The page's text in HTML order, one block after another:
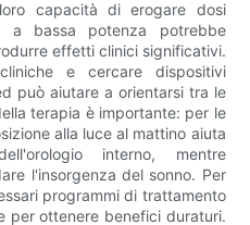
capacità di erogare dosi
a bassa potenza potrebbe
effetti clinici significativi.
e cercare dispositivi
può aiutare a orientarsi tra le
terapia è importante: per le
alla luce al mattino aiuta
interno, mentre
l'insorgenza del sonno. Per
programmi di trattamento
per ottenere benefici duraturi.